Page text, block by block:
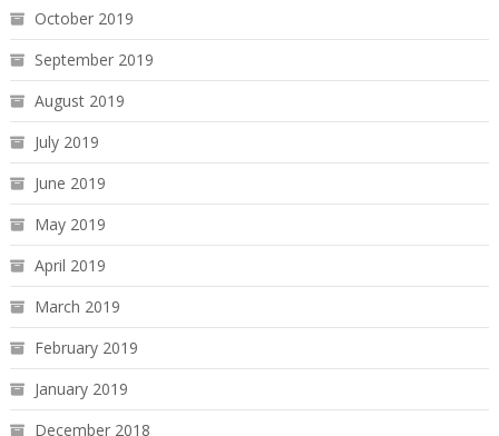
October 2019
September 2019
August 2019
July 2019
June 2019
May 2019
April 2019
March 2019
February 2019
January 2019
December 2018